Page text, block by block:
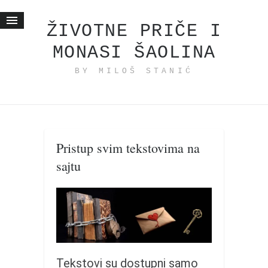
ŽIVOTNE PRIČE I
MONASI ŠAOLINA
BY MILOŠ STANIĆ
Životne priče
moj haiku
momenti i mesta
bonus sadržaj
Svetlopis
zakonopravilo
Pristup svim tekstovima na
sajtu
Tekstovi su dostupni samo